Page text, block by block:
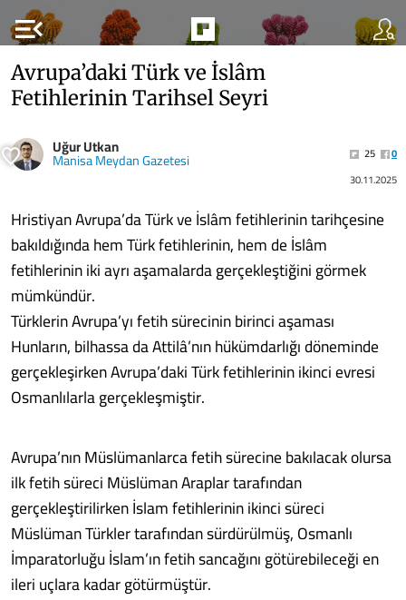
menu_open
Avrupa’daki Türk ve İslâm
Fetihlerinin Tarihsel Seyri
Uğur Utkan
Manisa Meydan Gazetesi 25
0
30.11.2025
Hristiyan Avrupa’da Türk ve İslâm fetihlerinin tarihçesine
bakıldığında hem Türk fetihlerinin, hem de İslâm
fetihlerinin iki ayrı aşamalarda gerçekleştiğini görmek
mümkündür.
Türklerin Avrupa’yı fetih sürecinin birinci aşaması
Hunların, bilhassa da Attilâ’nın hükümdarlığı döneminde
gerçekleşirken Avrupa’daki Türk fetihlerinin ikinci evresi
Osmanlılarla gerçekleşmiştir.
Avrupa’nın Müslümanlarca fetih sürecine bakılacak olursa
ilk fetih süreci Müslüman Araplar tarafından
gerçekleştirilirken İslam fetihlerinin ikinci süreci
Müslüman Türkler tarafından sürdürülmüş, Osmanlı
İmparatorluğu İslam’ın fetih sancağını götürebileceği en
ileri uçlara kadar götürmüştür.